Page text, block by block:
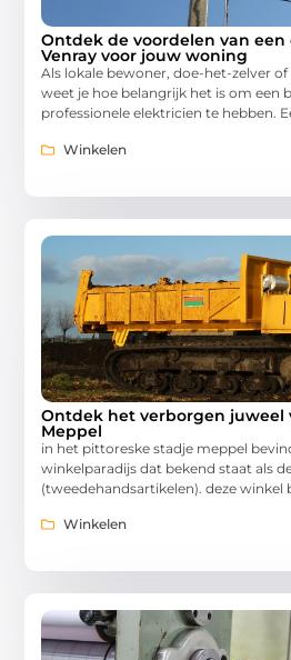
Ontdek de voordelen van
Venray voor jouw woning
Als lokale bewoner, doe-het-zelver
weet je hoe belangrijk het is om een
professionele elektricien te hebben.
Winkelen
Ontdek het verborgen juweel
Meppel
in het pittoreske stadje meppel
winkelparadijs dat bekend staat als
(tweedehandsartikelen). deze winkel
Winkelen